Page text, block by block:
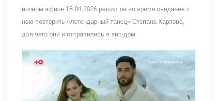
ночном эфире 18.04.2026 решил он во время свидания с
нею повторить «легендарный танец» Степана Карпова,
для чего они и отправились в вип-дом.